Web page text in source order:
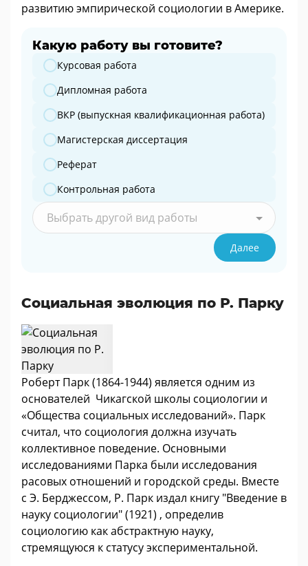
развитию эмпирической социологии в Америке.
Какую работу вы готовите?
Какую работу вы готовите?
Курсовая работа
Дипломная работа
ВКР (выпускная квалификационная работа)
Магистерская диссертация
Реферат
Контрольная работа
Выбрать другой вид работы
Далее
Социальная эволюция по Р. Парку
Роберт Парк (1864-1944) является одним из
основателей Чикагской школы социологии и
«Общества социальных исследований». Парк
считал, что социология должна изучать
коллективное поведение. Основными
исследованиями Парка были исследования
расовых отношений и городской среды. Вместе
с Э. Берджессом, Р. Парк издал книгу "Введение в
науку социологии" (1921) , определив
социологию как абстрактную науку,
стремящуюся к статусу экспериментальной.